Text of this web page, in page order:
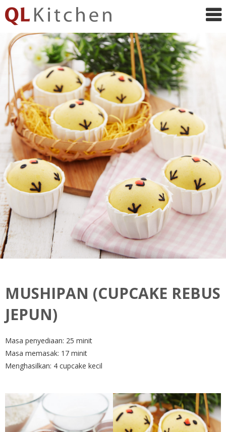
Kitchen
MUSHIPAN (CUPCAKE REBUS
JEPUN)
Masa penyediaan: 25 minit
Masa memasak: 17 minit
Menghasilkan: 4 cupcake kecil